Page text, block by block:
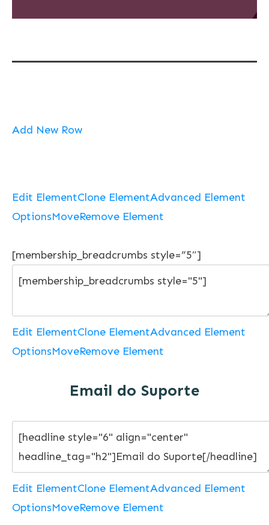
Add New Row
Edit ElementClone ElementAdvanced Element
OptionsMoveRemove Element
[membership_breadcrumbs style=”5″]
Edit ElementClone ElementAdvanced Element
OptionsMoveRemove Element
Email do Suporte
Edit ElementClone ElementAdvanced Element
OptionsMoveRemove Element